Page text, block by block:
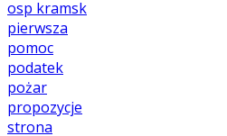
osp kramsk
pierwsza
pomoc
podatek
pożar
propozycje
strona